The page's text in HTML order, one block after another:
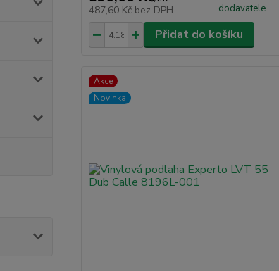
487,60 Kč bez DPH
dodavatele
Přidat do košíku
Akce
Novinka